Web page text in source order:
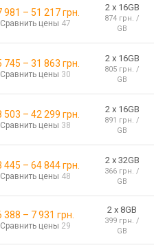
981 – 51 217грн.
Сравнить цены 47
2 х 16GB
874 грн. /
GB
745 – 31 863 грн.
Сравнить цены 30
2 х 16GB
805 грн. /
GB
503 – 42 299 грн.
Сравнить цены 38
2 х 16GB
891 грн. /
GB
445 – 64 844грн.
Сравнить цены 48
2 x 32GB
366 грн. /
GB
388 – 7 931 грн.
Сравнить цены 29
2 x 8GB
399 грн. /
GB